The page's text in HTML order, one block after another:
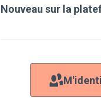
Nouveau sur la